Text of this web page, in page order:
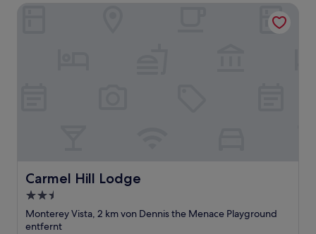
Bewertungen)
Carmel Hill Lodge
Carmel Hill Lodge
2.5-
Sterne-
Unterkunft
Monterey Vista, 2 km von Dennis the Menace Playground
entfernt